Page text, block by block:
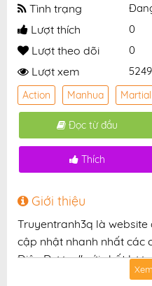
Tình trạng
Lượt thích 0
Lượt theo dõi 0
Lượt xem
Action Manhua
Đọc từ đầu
Thích
Giới thiệu
Truyentranh3q là
cập nhật nhanh nhất các
Diệu Dương" với chất
chuẩn và giao diện thân